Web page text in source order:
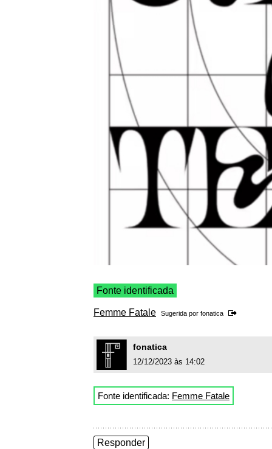
Fonte identificada
Femme Fatale Sugerida por fonatica
fonatica
12/12/2023 às 14:02
Fonte identificada: Femme Fatale
Responder